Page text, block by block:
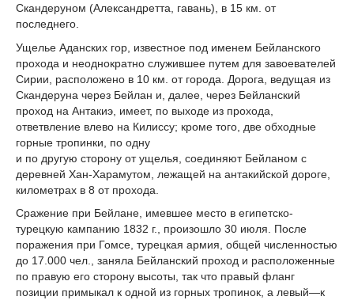
Скандеруном (Александретта, гавань), в 15 км. от
последнего.
Ущелье Аданских гор, известное под именем Бейланского
прохода и неоднократно служившее путем для завоевателей
Сирии, расположено в 10 км. от города. Дорога, ведущая из
Скандеруна через Бейлан и, далее, через Бейланский
проход на Антакиэ, имеет, по выходе из прохода,
ответвление влево на Килиссу; кроме того, две обходные
горные тропинки, по одну
и по другую сторону от ущелья, соединяют Бейланом с
деревней Хан-Харамутом, лежащей на антакийской дороге,
километрах в 8 от прохода.
Сражение при Бейлане, имевшее место в египетско-
турецкую кампанию 1832 г., произошло 30 июля. После
поражения при Гомсе, турецкая армия, общей численностью
до 17.000 чел., заняла Бейланский проход и расположенные
по правую его сторону высоты, так что правый фланг
позиции примыкал к одной из горных тропинок, а левый—к